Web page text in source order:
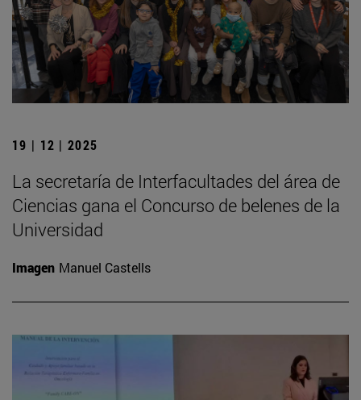
19 | 12 | 2025
La secretaría de Interfacultades del área de
Ciencias gana el Concurso de belenes de la
Universidad
Imagen Manuel Castells